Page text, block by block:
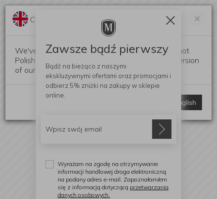
×
Change language?
We've detected that your browser language is not
Polish. Would you like to switch to the English version
of our website?
Switch to English
Zawsze bądź pierwszy
Bądź na bieżąco z naszymi
ekskluzywnymi ofertami oraz promocjami i
odbierz 5% zniżki na zakupy w sklepie
online.
Wyrażam na zgodę na otrzymywanie
informacji handlowej droga elektroniczną
na podany adres e-mail. Zapoznałam/em
się z informacją dotyczącą przetwarzania
danych osobowych.